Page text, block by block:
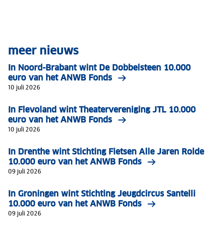
meer nieuws
In Noord-Brabant wint De Dobbelsteen 10.000
euro van het ANWB Fonds
10 juli 2026
In Flevoland wint Theatervereniging JTL 10.000
euro van het ANWB Fonds
10 juli 2026
In Drenthe wint Stichting Fietsen Alle Jaren Rolde
10.000 euro van het ANWB Fonds
09 juli 2026
In Groningen wint Stichting Jeugdcircus Santelli
10.000 euro van het ANWB Fonds
09 juli 2026